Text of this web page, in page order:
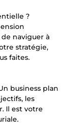
?
naviguer à
stratégie,
faites.
business plan
les
Il est votre